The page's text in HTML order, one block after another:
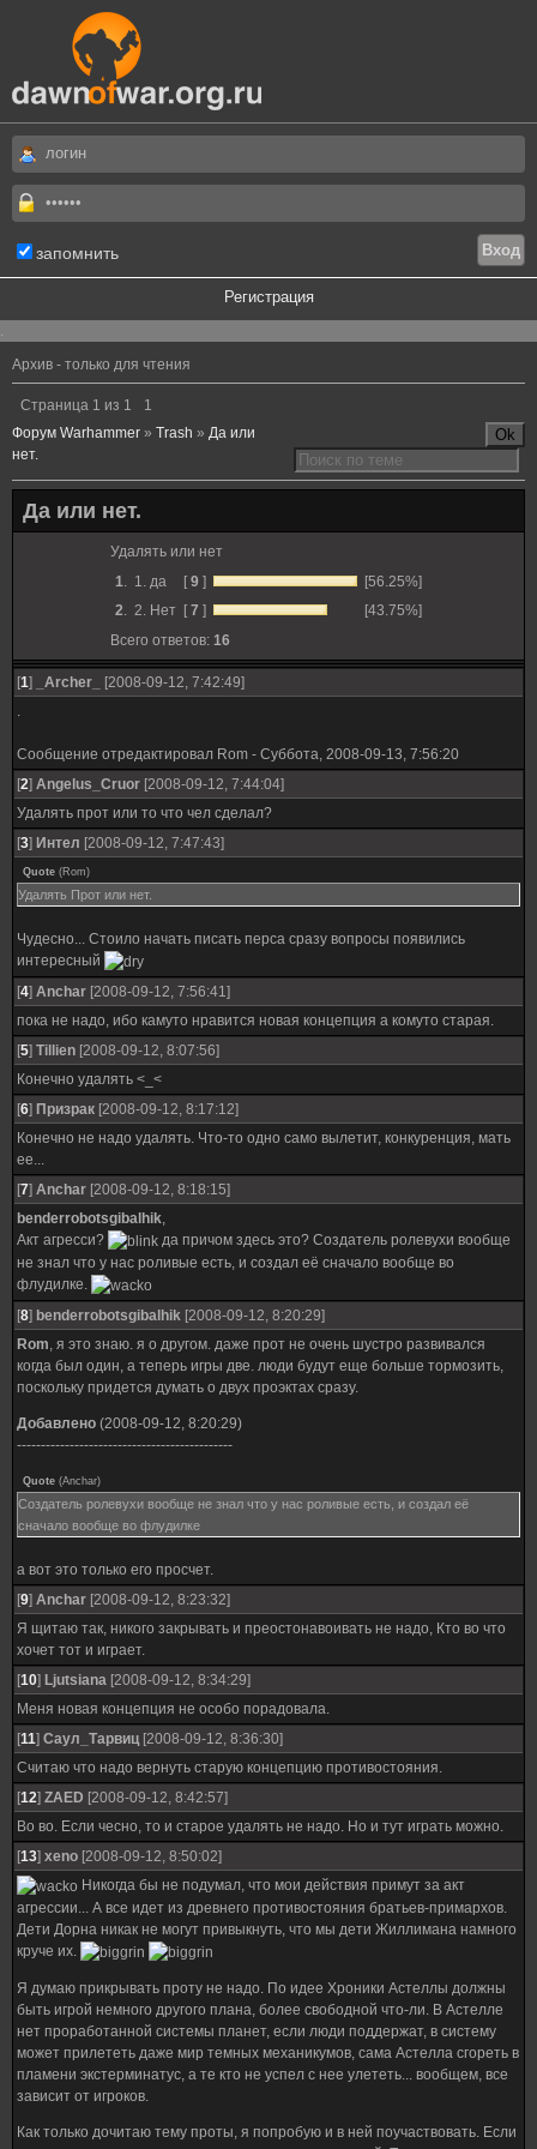
запомнить
Регистрация
.
Архив - только для чтения
Страница 1 из 1
1
Форум Warhammer » Trash » Да или
нет.
Да или нет.
Удалять или нет
1. 1. да [ 9 ]
[56.25%]
2. 2. Нет [ 7 ]
[43.75%]
Всего ответов: 16
[1] _Archer_
[2008-09-12, 7:42:49]
.
Сообщение отредактировал Rom - Суббота, 2008-09-13, 7:56:20
[2] Angelus_Cruor [2008-09-12, 7:44:04]
Удалять прот или то что чел сделал?
[3] Интел [2008-09-12, 7:47:43]
Quote (Rom)
Удалять Прот или нет.
Чудесно... Стоило начать писать перса сразу вопросы появились
интересный
[4] Anchar [2008-09-12, 7:56:41]
пока не надо, ибо камуто нравится новая концепция а комуто старая.
[5] Tillien [2008-09-12, 8:07:56]
Конечно удалять <_<
[6] Призрак [2008-09-12, 8:17:12]
Конечно не надо удалять. Что-то одно само вылетит, конкуренция, мать
ее...
[7] Anchar [2008-09-12, 8:18:15]
benderrobotsgibalhik,
Акт агресси?
да причом здесь это? Создатель ролевухи вообще
не знал что у нас роливые есть, и создал её сначало вообще во
флудилке.
[8] benderrobotsgibalhik [2008-09-12, 8:20:29]
Rom, я это знаю. я о другом. даже прот не очень шустро развивался
когда был один, а теперь игры две. люди будут еще больше тормозить,
поскольку придется думать о двух проэктах сразу.
Добавлено (2008-09-12, 8:20:29)
---------------------------------------------
Quote (Anchar)
Создатель ролевухи вообще не знал что у нас роливые есть, и создал её
сначало вообще во флудилке
а вот это только его просчет.
[9] Anchar [2008-09-12, 8:23:32]
Я щитаю так, никого закрывать и преостонавоивать не надо, Кто во что
хочет тот и играет.
[10] Ljutsiana [2008-09-12, 8:34:29]
Меня новая концепция не особо порадовала.
[11] Саул_Тарвиц[2008-09-12, 8:36:30]
Считаю что надо вернуть старую концепцию противостояния.
[12] ZAED [2008-09-12, 8:42:57]
Во во. Если чесно, то и старое удалять не надо. Но и тут играть можно.
[13] xeno [2008-09-12, 8:50:02]
Никогда бы не подумал, что мои действия примут за акт
агрессии... А все идет из древнего противостояния братьев-примархов.
Дети Дорна никак не могут привыкнуть, что мы дети Жиллимана намного
круче их.
Я думаю прикрывать проту не надо. По идее Хроники Астеллы должны
быть игрой немного другого плана, более свободной что-ли. В Астелле
нет проработанной системы планет, если люди поддержат, в систему
может прилететь даже мир темных механикумов, сама Астелла сгореть в
пламени экстерминатус, а те кто не успел с нее улететь... вообщем, все
зависит от игроков.
Как только дочитаю тему проты, я попробую и в ней поучаствовать. Если